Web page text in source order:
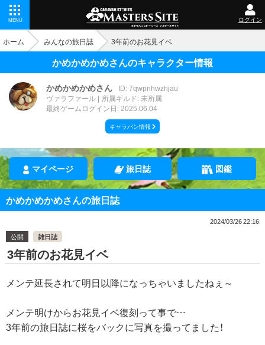
MENU ログイン
ホーム みんなの旅日誌 3年前のお花見イベ
かめかめかめさんのキャラクター情報
かめかめかめさん
ID: 7qwpnhwzhjau
ヴァラファール
所属ギルド: 未所属
最終ゲームログイン日: 2025.06.04
キャラバン情報
マイページ 旅日誌 図鑑
かめかめかめさんの旅日誌
2024/03/26 22:16
公開
雑日誌
3年前のお花見イベ
メンテ延長されて明日以降になっちゃいましたねぇ～
メンテ明けからお花見イベ復刻って事で…
3年前の旅日誌に桜をバックに写真を撮ってました！